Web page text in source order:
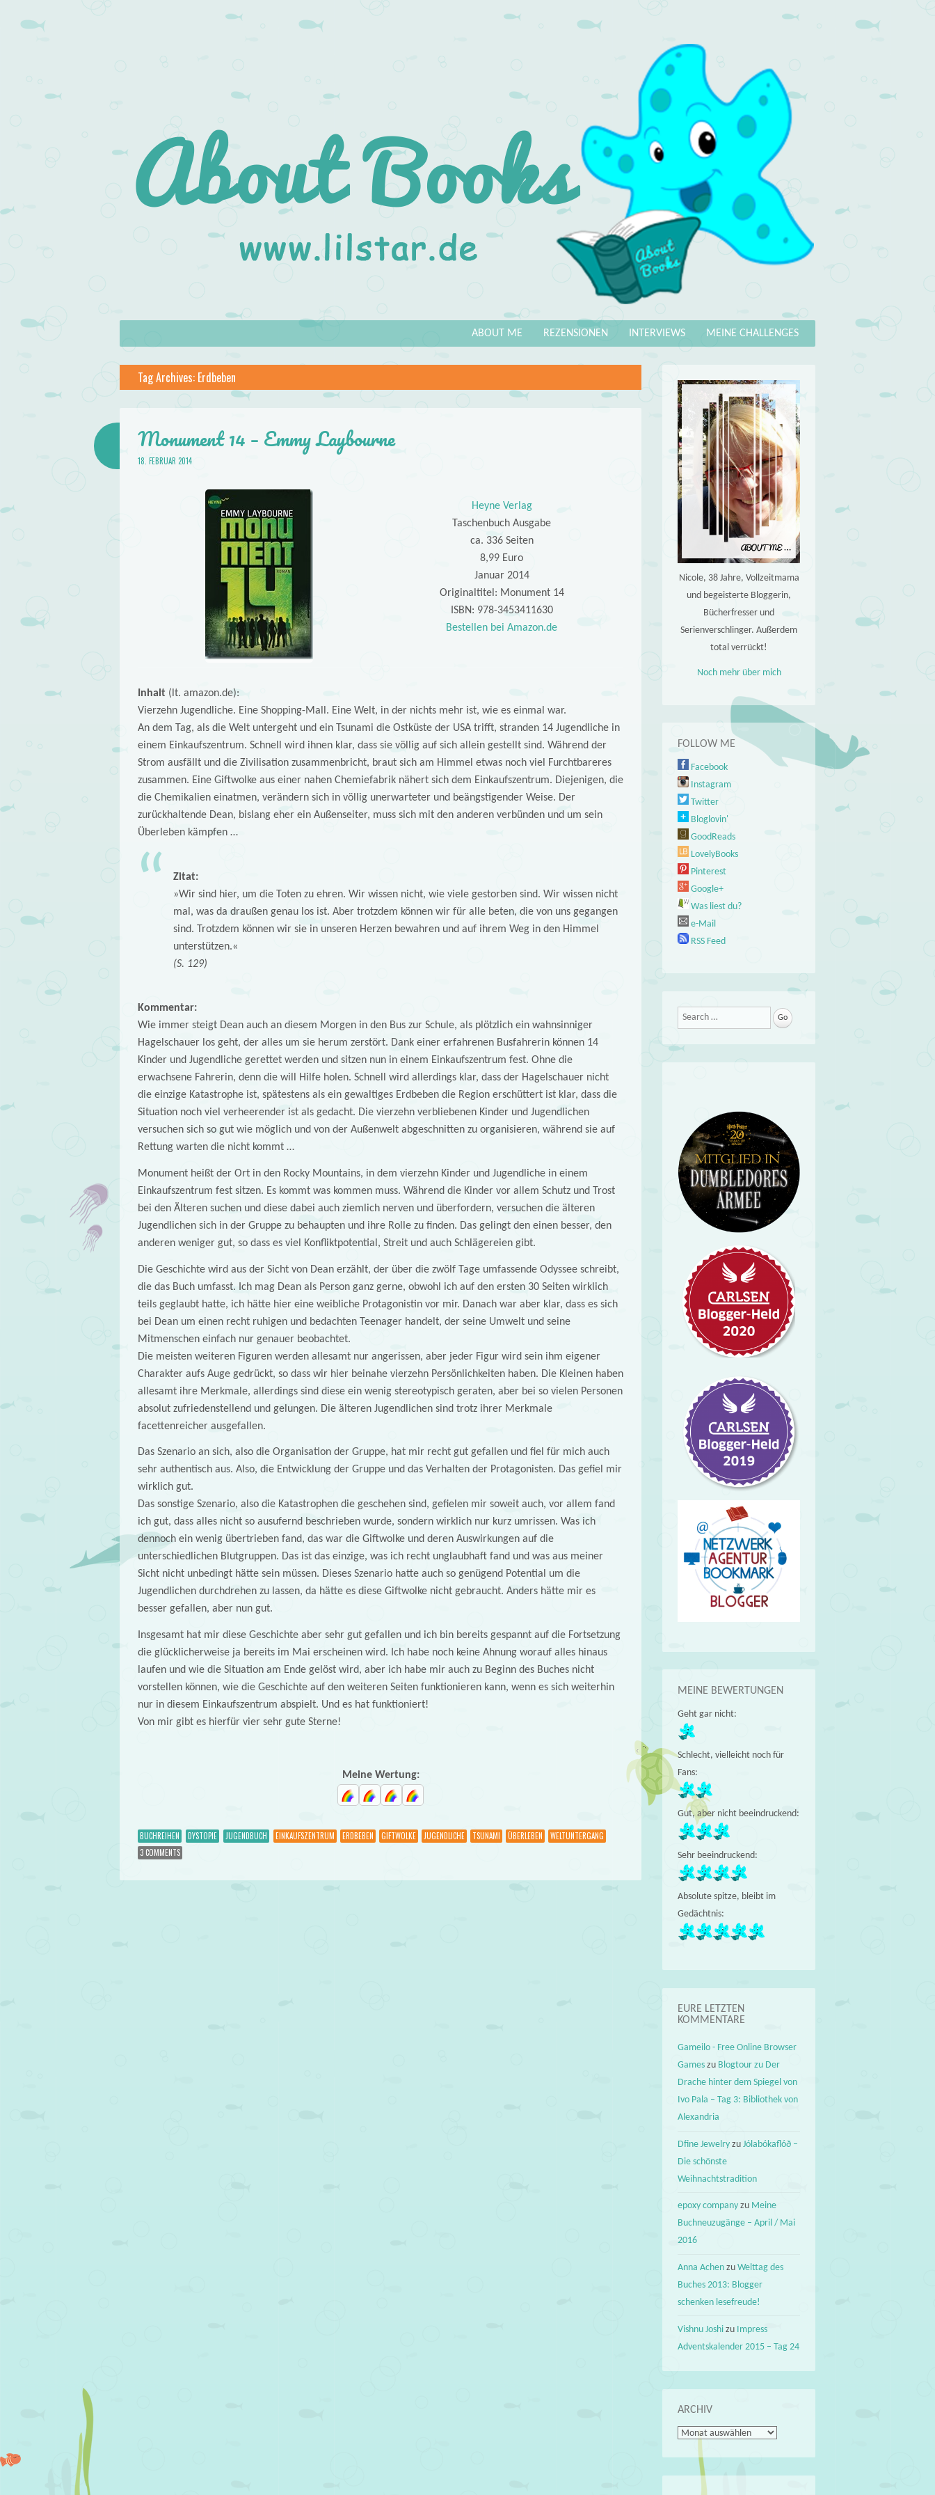
About
Books
Menu MEINE CHALLENGES
INTERVIEWS
REZENSIONEN
ABOUT ME
Tag Archives: Erdbeben
Monument 14 – Emmy Laybourne
18. FEBRUAR 2014
Heyne Verlag
Taschenbuch Ausgabe
ca. 336 Seiten
8,99 Euro
Januar 2014
Originaltitel: Monument 14
ISBN: 978-3453411630
Bestellen bei Amazon.de
Inhalt (lt. amazon.de):
Vierzehn Jugendliche. Eine Shopping-Mall. Eine Welt, in der nichts mehr ist, wie es einmal war.
An dem Tag, als die Welt untergeht und ein Tsunami die Ostküste der USA trifft, stranden 14 Jugendliche in
einem Einkaufszentrum. Schnell wird ihnen klar, dass sie völlig auf sich allein gestellt sind. Während der
Strom ausfällt und die Zivilisation zusammenbricht, braut sich am Himmel etwas noch viel Furchtbareres
zusammen. Eine Giftwolke aus einer nahen Chemiefabrik nähert sich dem Einkaufszentrum. Diejenigen, die
die Chemikalien einatmen, verändern sich in völlig unerwarteter und beängstigender Weise. Der
zurückhaltende Dean, bislang eher ein Außenseiter, muss sich mit den anderen verbünden und um sein
Überleben kämpfen …
Zitat:
»Wir sind hier, um die Toten zu ehren. Wir wissen nicht, wie viele gestorben sind. Wir wissen nicht
mal, was da draußen genau los ist. Aber trotzdem können wir für alle beten, die von uns gegangen
sind. Trotzdem können wir sie in unseren Herzen bewahren und auf ihrem Weg in den Himmel
unterstützen.«
(S. 129)
Kommentar:
Wie immer steigt Dean auch an diesem Morgen in den Bus zur Schule, als plötzlich ein wahnsinniger
Hagelschauer los geht, der alles um sie herum zerstört. Dank einer erfahrenen Busfahrerin können 14
Kinder und Jugendliche gerettet werden und sitzen nun in einem Einkaufszentrum fest. Ohne die
erwachsene Fahrerin, denn die will Hilfe holen. Schnell wird allerdings klar, dass der Hagelschauer nicht
die einzige Katastrophe ist, spätestens als ein gewaltiges Erdbeben die Region erschüttert ist klar, dass die
Situation noch viel verheerender ist als gedacht. Die vierzehn verbliebenen Kinder und Jugendlichen
versuchen sich so gut wie möglich und von der Außenwelt abgeschnitten zu organisieren, während sie auf
Rettung warten die nicht kommt …
Monument heißt der Ort in den Rocky Mountains, in dem vierzehn Kinder und Jugendliche in einem
Einkaufszentrum fest sitzen. Es kommt was kommen muss. Während die Kinder vor allem Schutz und Trost
bei den Älteren suchen und diese dabei auch ziemlich nerven und überfordern, versuchen die älteren
Jugendlichen sich in der Gruppe zu behaupten und ihre Rolle zu finden. Das gelingt den einen besser, den
anderen weniger gut, so dass es viel Konfliktpotential, Streit und auch Schlägereien gibt.
Die Geschichte wird aus der Sicht von Dean erzählt, der über die zwölf Tage umfassende Odyssee schreibt,
die das Buch umfasst. Ich mag Dean als Person ganz gerne, obwohl ich auf den ersten 30 Seiten wirklich
teils geglaubt hatte, ich hätte hier eine weibliche Protagonistin vor mir. Danach war aber klar, dass es sich
bei Dean um einen recht ruhigen und bedachten Teenager handelt, der seine Umwelt und seine
Mitmenschen einfach nur genauer beobachtet.
Die meisten weiteren Figuren werden allesamt nur angerissen, aber jeder Figur wird sein ihm eigener
Charakter aufs Auge gedrückt, so dass wir hier beinahe vierzehn Persönlichkeiten haben. Die Kleinen haben
allesamt ihre Merkmale, allerdings sind diese ein wenig stereotypisch geraten, aber bei so vielen Personen
absolut zufriedenstellend und gelungen. Die älteren Jugendlichen sind trotz ihrer Merkmale
facettenreicher ausgefallen.
Das Szenario an sich, also die Organisation der Gruppe, hat mir recht gut gefallen und fiel für mich auch
sehr authentisch aus. Also, die Entwicklung der Gruppe und das Verhalten der Protagonisten. Das gefiel mir
wirklich gut.
Das sonstige Szenario, also die Katastrophen die geschehen sind, gefielen mir soweit auch, vor allem fand
ich gut, dass alles nicht so ausufernd beschrieben wurde, sondern wirklich nur kurz umrissen. Was ich
dennoch ein wenig übertrieben fand, das war die Giftwolke und deren Auswirkungen auf die
unterschiedlichen Blutgruppen. Das ist das einzige, was ich recht unglaubhaft fand und was aus meiner
Sicht nicht unbedingt hätte sein müssen. Dieses Szenario hatte auch so genügend Potential um die
Jugendlichen durchdrehen zu lassen, da hätte es diese Giftwolke nicht gebraucht. Anders hätte mir es
besser gefallen, aber nun gut.
Insgesamt hat mir diese Geschichte aber sehr gut gefallen und ich bin bereits gespannt auf die Fortsetzung
die glücklicherweise ja bereits im Mai erscheinen wird. Ich habe noch keine Ahnung worauf alles hinaus
laufen und wie die Situation am Ende gelöst wird, aber ich habe mir auch zu Beginn des Buches nicht
vorstellen können, wie die Geschichte auf den weiteren Seiten funktionieren kann, wenn es sich weiterhin
nur in diesem Einkaufszentrum abspielt. Und es hat funktioniert!
Von mir gibt es hierfür vier sehr gute Sterne!
Meine Wertung:
BUCHREIHEN DYSTOPIE JUGENDBUCH EINKAUFSZENTRUM ERDBEBEN GIFTWOLKE JUGENDLICHE TSUNAMI ÜBERLEBEN
WELTUNTERGANG
3 COMMENTS
Nicole, 38 Jahre, Vollzeitmama
und begeisterte Bloggerin,
Bücherfresser und
Serienverschlinger. Außerdem
total verrückt!
Noch mehr über mich
FOLLOW ME
Facebook
Instagram
Twitter
Bloglovin'
GoodReads
LovelyBooks
Pinterest
Google+
Was liest du?
e-Mail
RSS Feed
Search
MEINE BEWERTUNGEN
Geht gar nicht:
Schlecht, vielleicht noch für
Fans:
Gut, aber nicht beeindruckend:
Sehr beeindruckend:
Absolute spitze, bleibt im
Gedächtnis:
EURE LETZTEN
KOMMENTARE
Gameilo - Free Online Browser
Games zu Blogtour zu Der
Drache hinter dem Spiegel von
Ivo Pala – Tag 3: Bibliothek von
Alexandria
Dfine Jewelry zuJólabókaflóð –
Die schönste
Weihnachtstradition
epoxy company zu Meine
Buchneuzugänge – April / Mai
2016
Anna Achen zuWelttag des
Buches 2013: Blogger
schenken lesefreude!
Vishnu Joshi zu Impress
Adventskalender 2015 – Tag 24
ARCHIV
Archiv